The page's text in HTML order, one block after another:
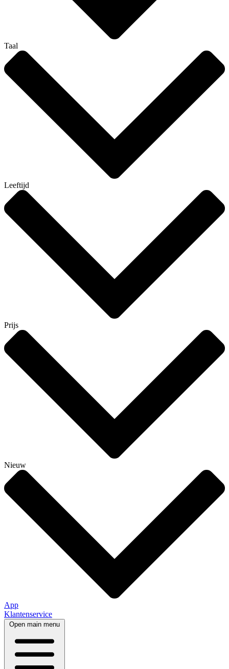
Taal
Leeftijd
Prijs
Nieuw
App
Klantenservice
Open main menu